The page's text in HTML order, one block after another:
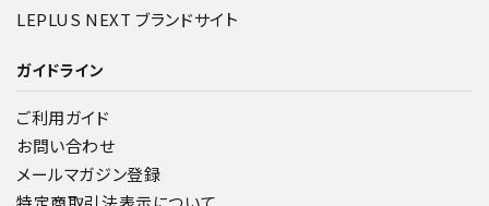
LEPLUS NEXT ブランドサイト
ガイドライン
ご利用ガイド
お問い合わせ
メールマガジン登録